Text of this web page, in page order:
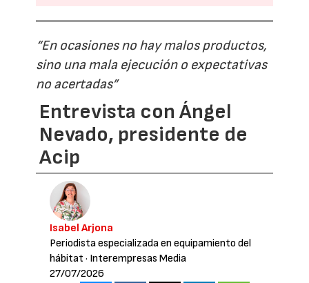
“En ocasiones no hay malos productos,
sino una mala ejecución o expectativas
no acertadas”
Entrevista con Ángel
Nevado, presidente de
Acip
Isabel Arjona
Periodista especializada en equipamiento del
hábitat · Interempresas Media
27/07/2026